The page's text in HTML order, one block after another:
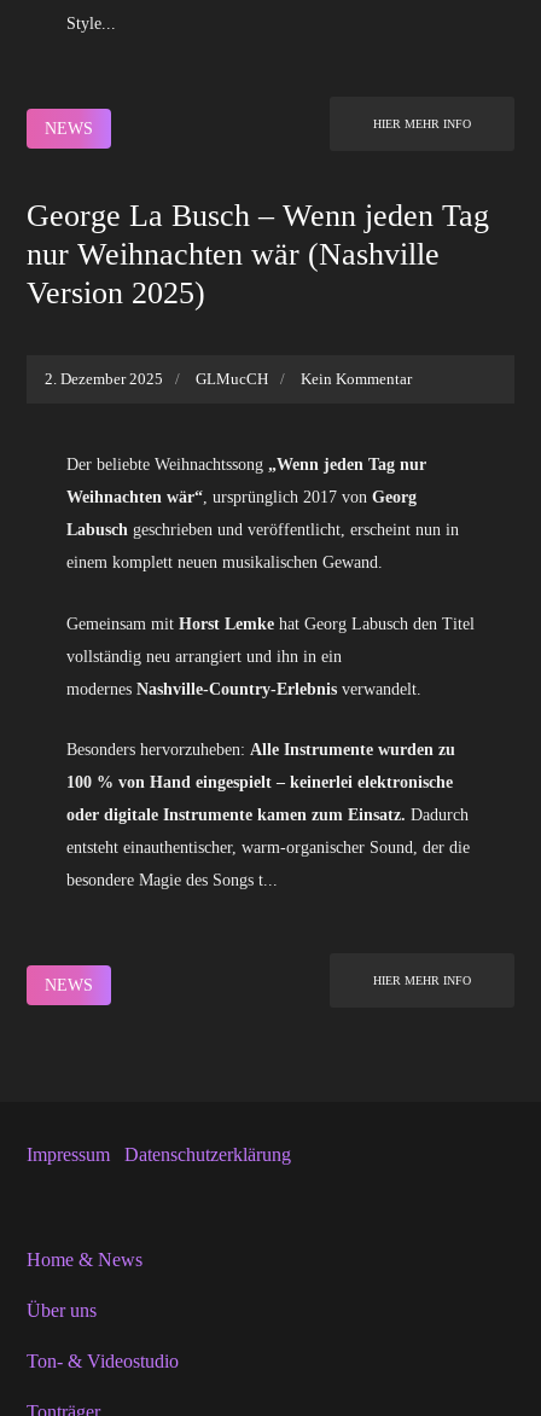
Style...
HIER MEHR INFO
NEWS
George La Busch – Wenn jeden Tag
nur Weihnachten wär (Nashville
Version 2025)
2. Dezember 2025 GLMucCH Kein Kommentar
Der beliebte Weihnachtssong „Wenn jeden Tag nur
Weihnachten wär“, ursprünglich 2017 von Georg
Labusch geschrieben und veröffentlicht, erscheint nun in
einem komplett neuen musikalischen Gewand.
Gemeinsam mit Horst Lemkehat Georg Labusch den Titel
vollständig neu arrangiert und ihn in ein
modernes Nashville-Country-Erlebnis verwandelt.
Besonders hervorzuheben: Alle Instrumente wurden zu
100 % von Hand eingespielt – keinerlei elektronische
oder digitale Instrumente kamen zum Einsatz. Dadurch
entsteht einauthentischer, warm-organischer Sound, der die
besondere Magie des Songs t...
HIER MEHR INFO
NEWS
Impressum Datenschutzerklärung
Home & News
Über uns
Ton- & Videostudio